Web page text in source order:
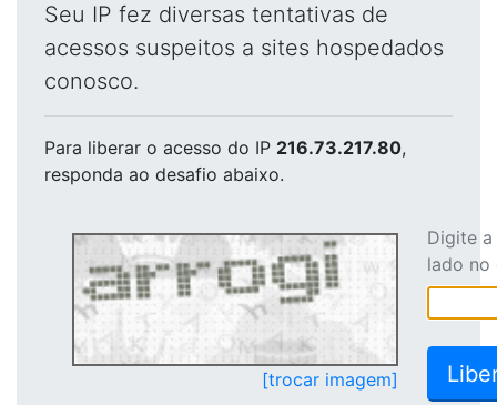
Seu IP fez diversas tentativas de
acessos suspeitos a sites hospedados
conosco.
Para liberar o acesso do IP 216.73.217.80,
responda ao desafio abaixo.
[trocar imagem]
Digite
lado no